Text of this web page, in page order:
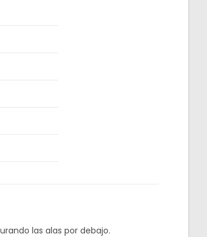
las alas por debajo.